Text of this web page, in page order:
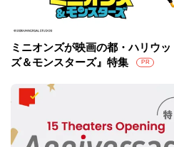
ミニオンズが映画の都・ハリウ
ズ＆モンスターズ』特集
PR